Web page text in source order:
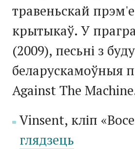
травеньскай
крытыкаў. У
(2009), песьні з
беларускамоўныя
Against The
Vinsent, кліп
глядзець